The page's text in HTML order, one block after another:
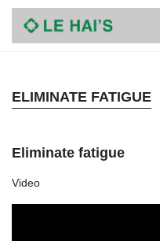
ELIMINATE FATIGUE
Eliminate fatigue
Video